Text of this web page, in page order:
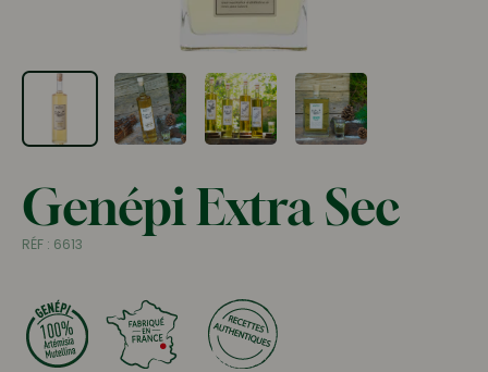
Genépi Extra Sec
RÉF : 6613